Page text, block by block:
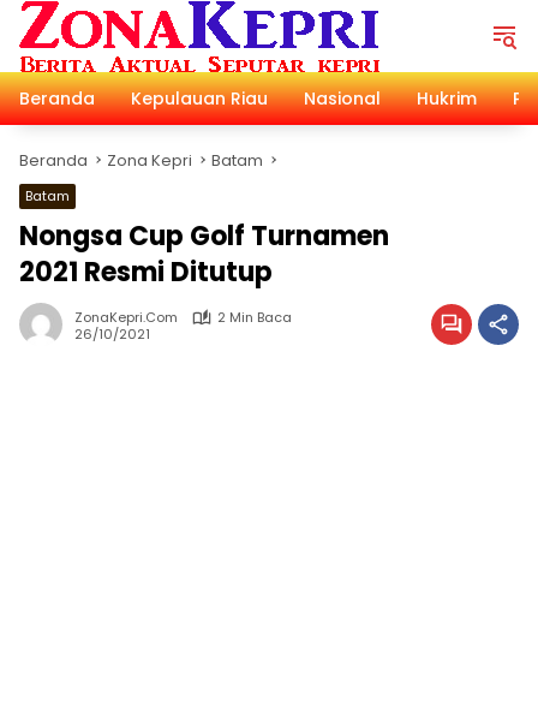
Langsung
konten
Beranda
Kepulauan Riau Nasional Hukrim
Beranda Zona Kepri Batam
Batam
Nongsa Cup Golf Turnamen
2021 Resmi Ditutup
ZonaKepri.com
2 Min Baca
26/10/2021